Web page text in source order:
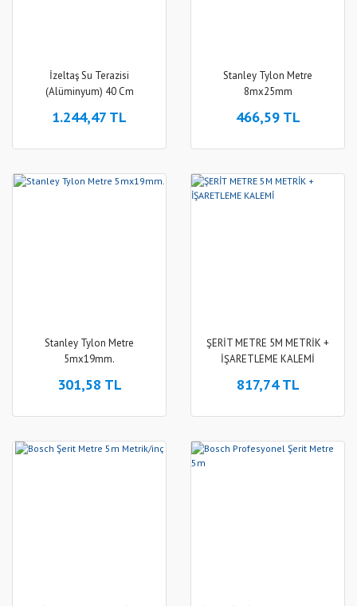
İzeltaş Su Terazisi
(Alüminyum) 40 Cm
1.244,47 TL
Stanley Tylon Metre
8mx25mm
466,59 TL
Stanley Tylon Metre
5mx19mm.
301,58 TL
ŞERİT METRE 5M METRİK +
İŞARETLEME KALEMİ
817,74 TL